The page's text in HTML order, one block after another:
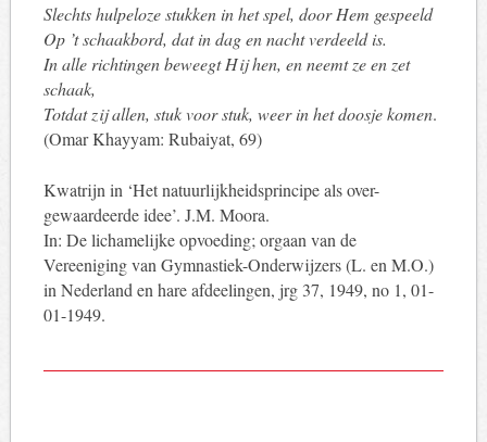
Slechts hulpeloze stukken in het spel, door Hem gespeeld
Op ’t schaakbord, dat in dag en nacht verdeeld is.
In alle richtingen beweegt Hij hen, en neemt ze en zet
schaak,
Totdat zij allen, stuk voor stuk, weer in het doosje komen.
(Omar Khayyam: Rubaiyat, 69)
Kwatrijn in ‘Het natuurlijkheidsprincipe als over-
gewaardeerde idee’. J.M. Moora.
In: De lichamelijke opvoeding; orgaan van de
Vereeniging van Gymnastiek-Onderwijzers (L. en M.O.)
in Nederland en hare afdeelingen, jrg 37, 1949, no 1, 01-
01-1949.